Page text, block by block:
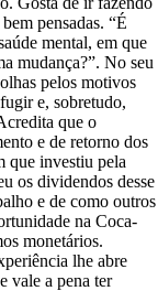
pensadas. “É
mental, em que
mudança?”. No seu
pelos motivos
e, sobretudo,
que o
e de retorno dos
que investiu pela
os dividendos desse
e de como outros
na Coca-
monetários.
lhe abre
vale a pena ter